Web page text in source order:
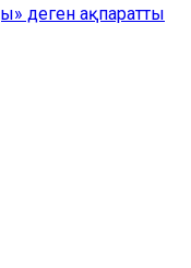
деген ақпаратты